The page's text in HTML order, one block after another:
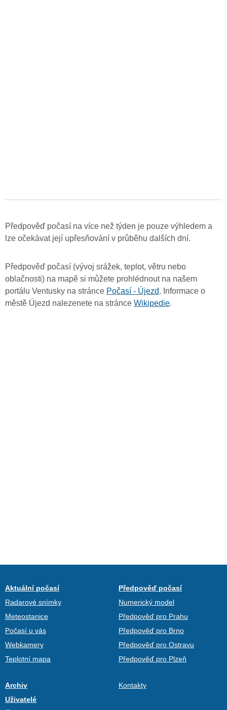
Předpověď počasí na více než týden je pouze výhledem a
lze očekávat její upřesňování v průběhu dalších dní.
Předpověď počasí (vývoj srážek, teplot, větru nebo
oblačnosti) na mapě si můžete prohlédnout na našem
portálu Ventusky na stránce Počasí - Újezd. Informace o
městě Újezd nalezenete na stránce Wikipedie.
Aktuální počasí
Radarové snímky
Meteostanice
Počasí u vás
Webkamery
Teplotní mapa
Předpověď počasí
Numerický model
Předpověď pro Prahu
Předpověď pro Brno
Předpověď pro Ostravu
Předpověď pro Plzeň
Archiv
Uživatelé
Kontakty